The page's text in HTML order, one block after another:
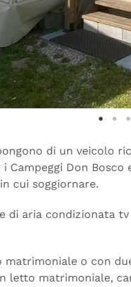
di un veicolo
Campeggi Don Bosco
cui soggiornare.
di aria condizionata
matrimoniale o con
letto matrimoniale,